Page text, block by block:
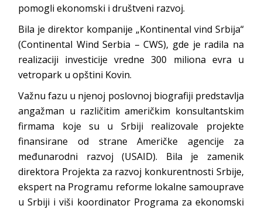
pomogli ekonomski i društveni razvoj.
Bila je direktor kompanije „Kontinental vind Srbija“
(Continental Wind Serbia – CWS), gde je radila na
realizaciji investicije vredne 300 miliona evra u
vetropark u opštini Kovin.
Važnu fazu u njenoj poslovnoj biografiji predstavlja
angažman u različitim američkim konsultantskim
firmama koje su u Srbiji realizovale projekte
finansirane od strane Američke agencije za
međunarodni razvoj (USAID). Bila je zamenik
direktora Projekta za razvoj konkurentnosti Srbije,
ekspert na Programu reforme lokalne samouprave
u Srbiji i viši koordinator Programa za ekonomski